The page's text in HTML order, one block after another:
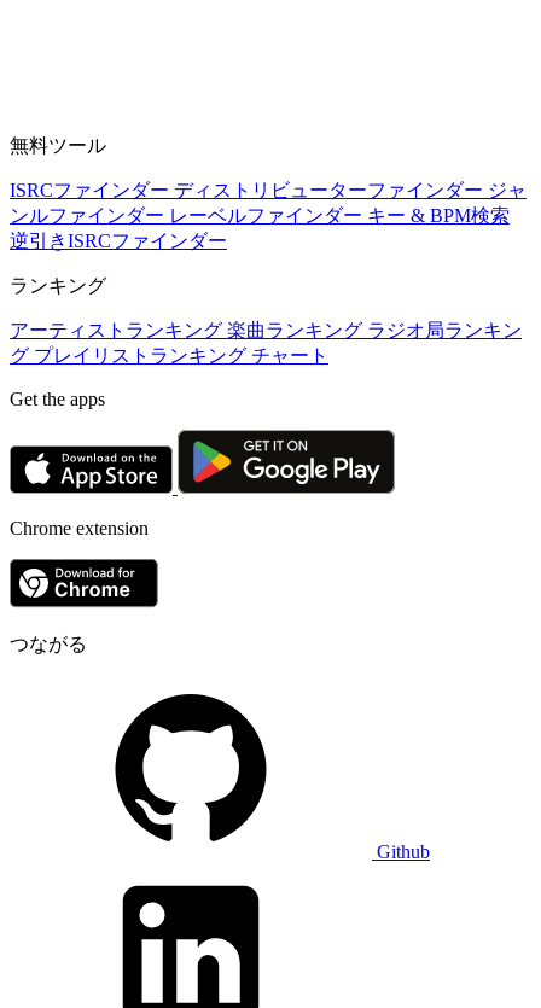
無料ツール
ISRCファインダー ディストリビューターファインダー ジャ
ンルファインダー レーベルファインダー キー & BPM検索
逆引きISRCファインダー
ランキング
アーティストランキング 楽曲ランキング ラジオ局ランキン
グ プレイリストランキング チャート
Get the apps
Chrome extension
つながる
Github